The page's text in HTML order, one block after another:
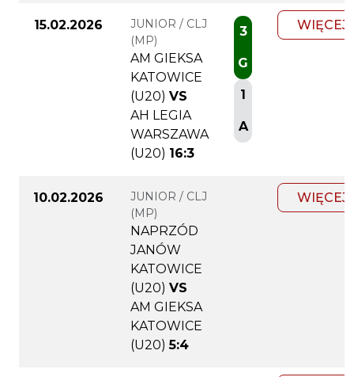
15.02.2026
JUNIOR / CLJ
(MP)
AM GIEKSA
KATOWICE
(U20) VS
AH LEGIA
WARSZAWA
(U20) 16:3
3
G
1
A
WIĘCEJ
10.02.2026
JUNIOR / CLJ
(MP)
NAPRZÓD
JANÓW
KATOWICE
(U20) VS
AM GIEKSA
KATOWICE
(U20) 5:4
WIĘCEJ